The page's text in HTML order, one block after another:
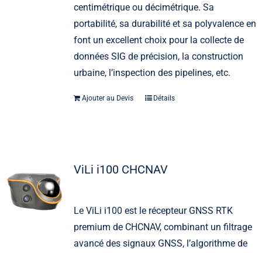
centimétrique ou décimétrique. Sa
portabilité, sa durabilité et sa polyvalence en
font un excellent choix pour la collecte de
données SIG de précision, la construction
urbaine, l’inspection des pipelines, etc.
Ajouter au Devis Détails
ViLi i100 CHCNAV
Le ViLi i100 est le récepteur GNSS RTK
premium de CHCNAV, combinant un filtrage
avancé des signaux GNSS, l’algorithme de